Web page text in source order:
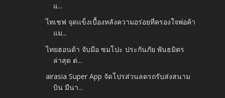
แ...
ไทเชฟ จุดแข็งเบื้องหลังความอร่อยที่ครองใจพ่อค้า
แม...
ไทยฮอนด้า จับมือ ซมโปะ ประกันภัย พันธมิตร
ล่าสุด ต่...
airasia Super App จัดโปรส่วนลดรถรับส่งสนาม
บิน มีนา...